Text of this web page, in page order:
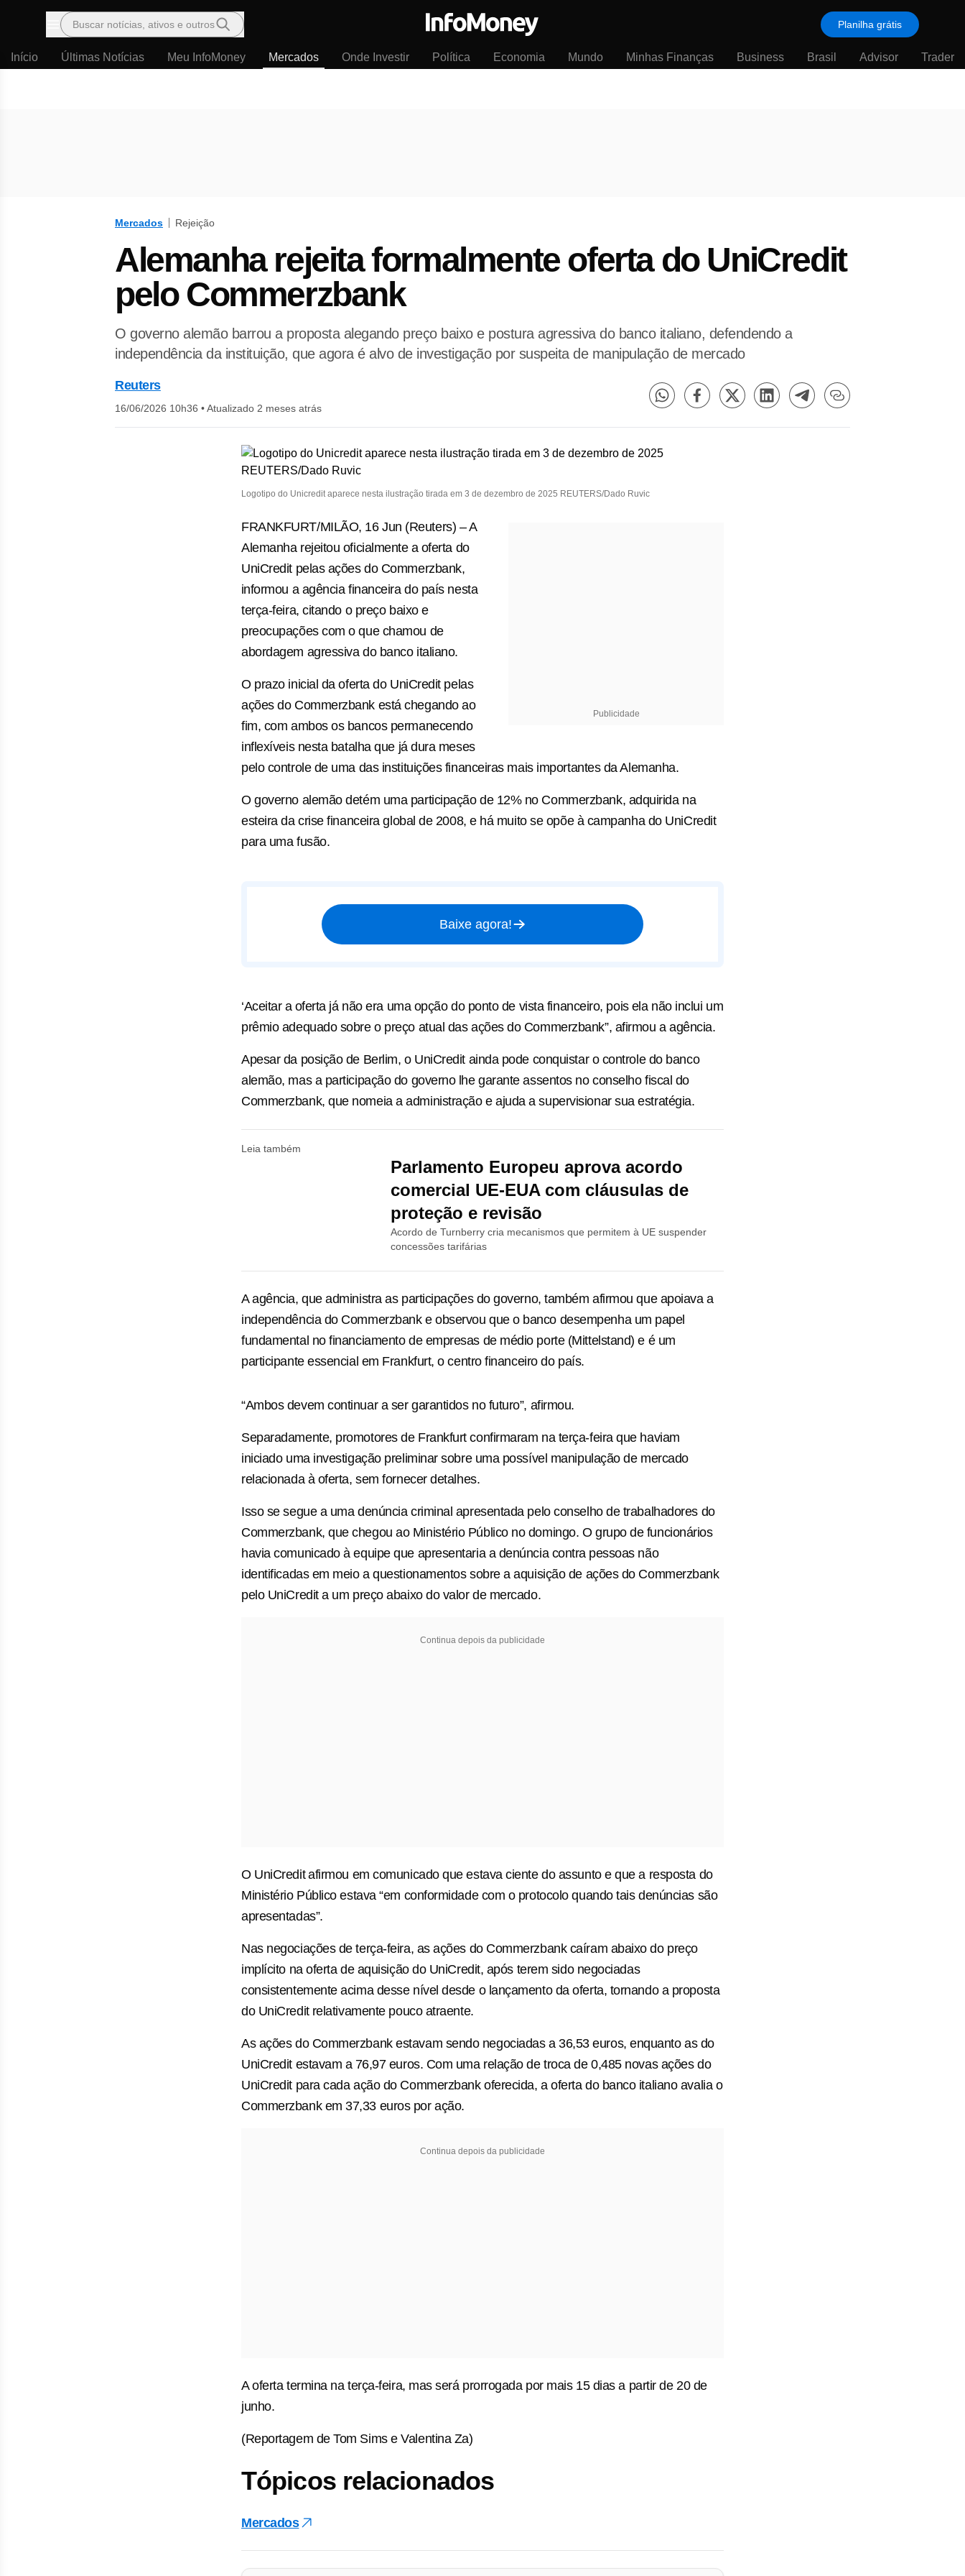
Menu
Buscar notícias, ativos e outros Planilha grátis
Início Últimas Notícias Meu InfoMoney Mercados Onde Investir Política Economia Mundo Minhas Finanças Business Brasil Advisor Trader
Mercados Rejeição
Alemanha rejeita formalmente oferta do UniCredit
pelo Commerzbank
O governo alemão barrou a proposta alegando preço baixo e postura agressiva do banco italiano, defendendo a
independência da instituição, que agora é alvo de investigação por suspeita de manipulação de mercado
Reuters
16/06/2026 10h36 •Atualizado 2 meses atrás
Logotipo do Unicredit aparece nesta ilustração tirada em 3 de dezembro de 2025 REUTERS/Dado Ruvic
Publicidade
FRANKFURT/MILÃO, 16 Jun (Reuters) – A
Alemanha rejeitou oficialmente ⁠a oferta do
UniCredit pelas ações do Commerzbank,
⁠informou a agência financeira do país nesta
terça-feira, citando o preço baixo ‌e
preocupações com o que chamou de
abordagem agressiva do banco italiano.
O prazo inicial da oferta do UniCredit pelas
ações do Commerzbank está chegando ao
‌fim, com ambos os bancos permanecendo
inflexíveis nesta batalha que já dura meses
pelo controle de uma das instituições financeiras mais importantes da Alemanha.
O governo alemão detém uma participação de 12% no Commerzbank, adquirida na
esteira da crise financeira global de 2008, e há muito se opõe à campanha do UniCredit
para uma fusão.
Baixe agora!
‘Aceitar ⁠a ‌oferta já não era uma opção do ponto de vista financeiro, pois ⁠ela não inclui um
prêmio adequado sobre o preço atual das ações do Commerzbank”, afirmou a agência.
Apesar da posição de Berlim, o UniCredit ainda pode conquistar o controle do banco
alemão, mas a participação do governo lhe garante assentos no conselho fiscal do
Commerzbank, que nomeia a administração ​e ajuda a supervisionar sua estratégia.
Leia também
Parlamento Europeu aprova acordo
comercial UE-EUA com cláusulas de
proteção e revisão
Acordo de Turnberry cria mecanismos que permitem à UE suspender
concessões tarifárias
A agência, que administra as participações do governo, também afirmou que apoiava a
independência do Commerzbank e observou que ​o banco desempenha um papel
fundamental no financiamento de empresas de médio porte (Mittelstand) e é um
participante essencial em Frankfurt, o centro financeiro do país.
“Ambos devem continuar a ser garantidos no futuro”, afirmou.
Separadamente, promotores de Frankfurt confirmaram na terça-feira que haviam
iniciado uma investigação preliminar sobre uma possível manipulação de ‌mercado
relacionada à oferta, sem fornecer detalhes.
Isso se segue ​a uma denúncia criminal apresentada pelo conselho de trabalhadores do
Commerzbank, que chegou ao Ministério Público no domingo. O grupo de funcionários
havia comunicado à equipe que apresentaria a denúncia contra ⁠pessoas não
identificadas em meio ​a questionamentos sobre ​a aquisição de ações do Commerzbank
pelo UniCredit a um preço abaixo do valor de mercado.
Continua depois da publicidade
O UniCredit ⁠afirmou em comunicado que estava ciente do ​assunto e que a resposta do
Ministério Público estava “em conformidade com o protocolo quando tais denúncias são
apresentadas”.
Nas negociações de terça-feira, as ações do Commerzbank caíram abaixo do ​preço
implícito na oferta de aquisição do UniCredit, após terem sido negociadas
consistentemente acima desse nível desde o lançamento da oferta, tornando ​a proposta
do UniCredit ⁠relativamente pouco atraente.
As ações do Commerzbank estavam sendo negociadas a 36,53 euros, enquanto as do
UniCredit estavam a ⁠76,97 euros. Com uma relação de troca de 0,485 novas ações do
UniCredit para cada ação do Commerzbank oferecida, a oferta do banco italiano avalia o
Commerzbank em 37,33 euros por ação.
Continua depois da publicidade
A oferta termina na terça-feira, mas será prorrogada por mais 15 dias a partir de 20 de
junho.
(Reportagem de Tom Sims e Valentina ​Za)
Tópicos relacionados
Mercados